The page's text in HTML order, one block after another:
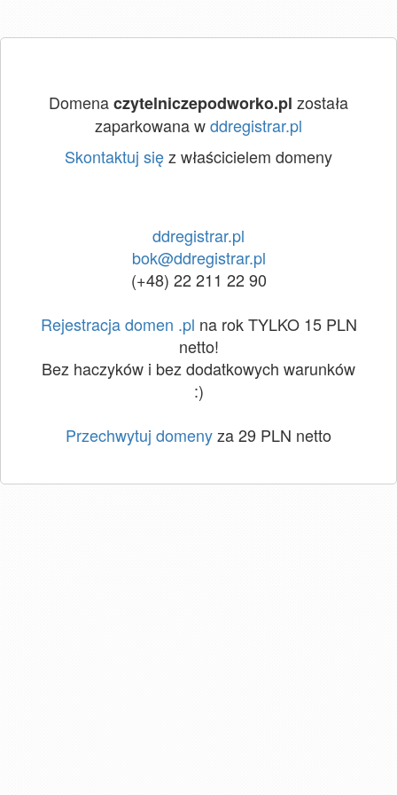
Domenaczytelniczepodworko.pl została
zaparkowana wddregistrar.pl
Skontaktuj sięz właścicielem domeny
ddregistrar.pl
bok@ddregistrar.pl
(+48) 22 211 22 90
Rejestracja domen .pl na rok TYLKO 15 PLN
netto!
Bez haczyków i bez dodatkowych warunków
:)
Przechwytuj domenyza 29 PLN netto